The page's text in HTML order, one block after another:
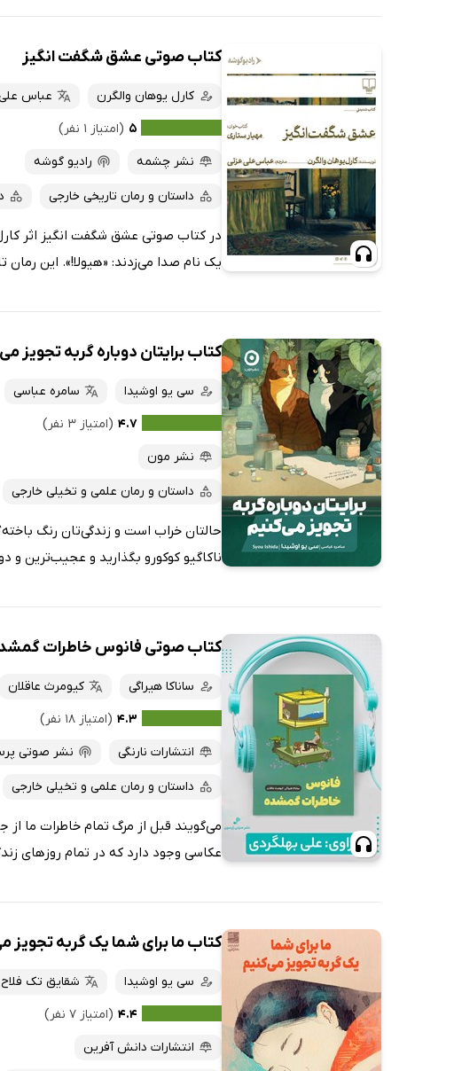
کتاب صوتی عشق شگفت انگیز
کارل‌ یوهان والگرن
عباس
۵ (امتیاز ۱ نفر)
نشر چشمه
رادیو گوشه
داستان و رمان تاریخی خارجی
در کتاب صوتی عشق شگفت انگیز اثر کارل‌
یک نام صدا می‌زدند: «هیولا!». این رمان
کتاب برایتان دوباره گربه تجویز
سی یو اوشیدا
سامره عباسی
۴.۷ (امتیاز ۳ نفر)
نشر مون
داستان و رمان علمی و تخیلی خارجی
حالتان خراب است و زندگی‌تان رنگ
ناکاگیو کوکورو بگذارید و عجیب‌ترین و
کتاب صوتی فانوس خاطرات
ساناکا هیراگی
کیومرث عاقلان
۴.۳ (امتیاز ۱۸ نفر)
انتشارات نارنگی
نشر صوتی
داستان و رمان علمی و تخیلی خارجی
می‌گویند قبل از مرگ تمام خاطرات ما
عکاسی وجود دارد که در تمام روزهای
کتاب ما برای شما یک گربه تجویز
سی یو اوشیدا
شقایق تک فلاح
۴.۴ (امتیاز ۷ نفر)
انتشارات دانش آفرین